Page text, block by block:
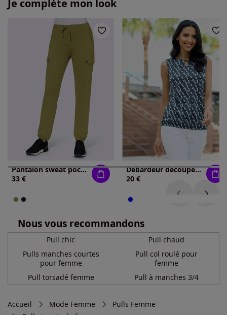
Je complète mon look
Pantalon sweat poches plaquées sur les côtés.
33 €
Débardeur découpes en forme de larme
20 €
Nous vous recommandons
Pull chic
Pulls manches courtes
pour femme
Pull chaud
Pull col roulé pour
femme
Pull torsadé femme
Pull à manches 3/4
Accueil Mode Femme
Pulls Femme